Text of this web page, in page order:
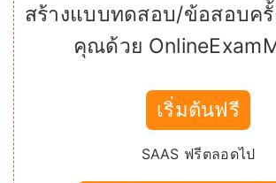
สร้างแบบทดสอบ/ข้อสอบค
คุณด้วย
เริ่มต้นฟรี
SAAS ฟรีตลอดไป